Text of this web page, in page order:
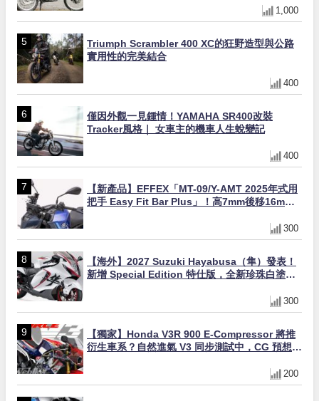
1,000
Triumph Scrambler 400 XC的狂野造型與公路
實用性的完美結合
400
僅因外觀一見鍾情！YAMAHA SR400改裝
Tracker風格｜ 女車主的機車人生蛻變記
400
【新產品】EFFEX「MT-09/Y-AMT 2025年式用
把手 Easy Fit Bar Plus」！高7mm後移16mm
300
【海外】2027 Suzuki Hayabusa（隼）發表！
新增 Special Edition 特仕版，全新珍珠白塗裝
300
【獨家】Honda V3R 900 E-Compressor 將推
衍生車系？自然進氣 V3 同步測試中，CG 預想曝
200